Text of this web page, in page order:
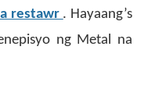
restawr . Hayaang’s
ng Metal na